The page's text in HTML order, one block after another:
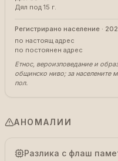
Дял под 15 г.
Регистрирано население ·
по настоящ адрес
по постоянен адрес
Етнос, вероизповедание и
общинско ниво; за населените
пол.
АНОМАЛИИ
Разлика с флаш